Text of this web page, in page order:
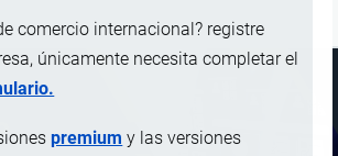
comercio internacional? registre
únicamente necesita completar el
premium y las versiones